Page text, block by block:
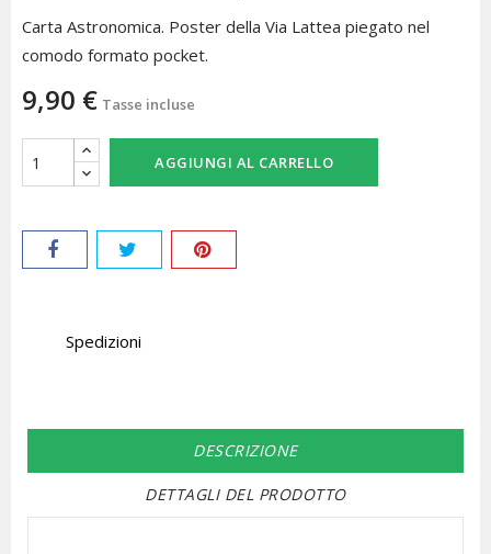
Carta Astronomica. Poster della Via Lattea piegato nel
comodo formato pocket.
9,90 € Tasse incluse
AGGIUNGI AL CARRELLO
Spedizioni
DESCRIZIONE
DETTAGLI DEL PRODOTTO